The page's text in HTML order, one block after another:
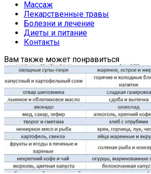
Массаж
Лекарственные травы
Болезни и лечение
Диеты и питание
Контакты
Вам также может понравиться